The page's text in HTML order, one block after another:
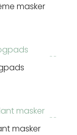
masker
masker